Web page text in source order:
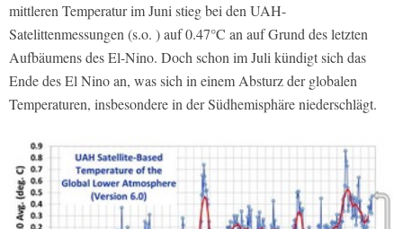
mittleren Temperatur im Juni stieg bei den UAH-
Satelittenmessungen (s.o. ) auf 0.47°C an auf Grund des letzten
Aufbäumens des El-Nino. Doch schon im Juli kündigt sich das
Ende des El Nino an, was sich in einem Absturz der globalen
Temperaturen, insbesondere in der Südhemisphäre niederschlägt.